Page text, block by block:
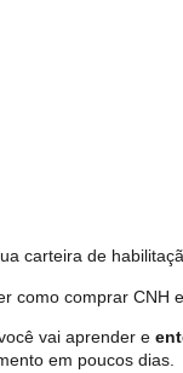
carteira de
como comprar CNH
vai aprender e
em poucos dias.